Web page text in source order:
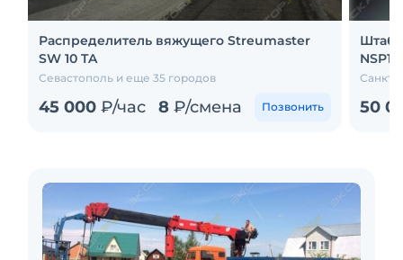
Распределитель вяжущего Streumaster
SW 10 TA
Севастополь и еще 35 городов
45 000 ₽/час 8 ₽/смена Позвонить
Санкт-
50